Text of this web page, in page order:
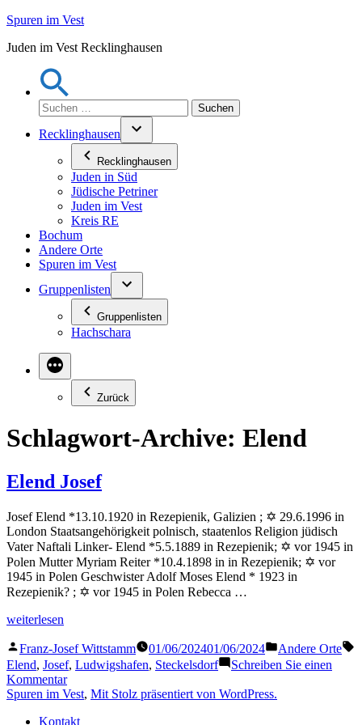
Zum
springen
Spuren im Vest
Juden im Vest Recklinghausen
Suchen
nach:
Recklinghausen
Recklinghausen
Juden in Süd
Jüdische Petriner
Juden im Vest
Kreis RE
Bochum
Andere Orte
Spuren im Vest
Gruppenlisten
Gruppenlisten
Hachschara
Zurück
Schlagwort-Archive: Elend
Elend Josef
Josef Elend *13.10.1920 in Rezepienik, Galizien ; ✡ 29.6.1996 in
London Staatsangehörigkeit polnisch, staatenlos Religion jüdisch
Vater Naftali Linker- Elend *5.5.1889 in Rezepienik; ✡ vor 1945 in
Polen Mutter Myriam Reiter *10.4.1898 in in Rezepienik; ✡ vor
1945 in Polen Geschwister Adolf Moses Elend * 1923 in
Rezepienik? ; ✡ vor 1945 in Polen Rebecca …
„Elend
weiterlesen
Veröffentlicht
von
Franz-Josef Wittstamm 01/06/202401/06/2024
Veröffentlicht
in
Andere Orte
Elend, Josef, Ludwigshafen, Steckelsdorf
Schreiben Sie einen
Kommentarzu
Elend
Spuren im Vest, Mit Stolz präsentiert von WordPress.
Kontakt